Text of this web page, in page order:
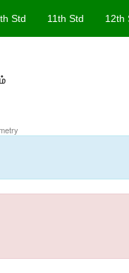
Std 11th Std 12th